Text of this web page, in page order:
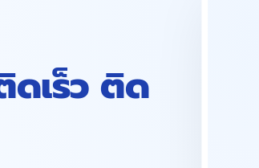
เร็ว ติด